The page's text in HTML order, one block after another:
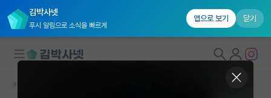
김박사넷
푸시 알림으로 소식을 빠르게
앱으로 보기 닫기
커뮤니티 홈